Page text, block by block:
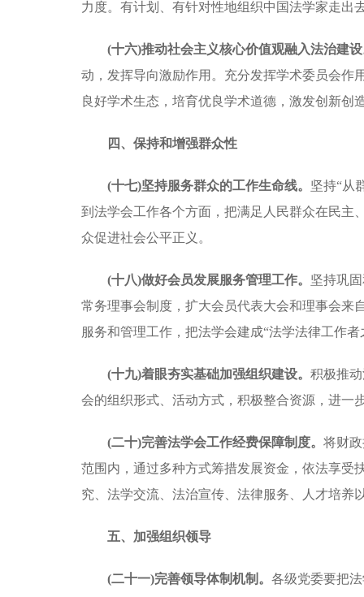
力度。有计划、有针对性地组织中国法学家走出
(十六)推动社会主义核心价值观融入法治建
动，发挥导向激励作用。充分发挥学术委员会作
良好学术生态，培育优良学术道德，激发创新创
四、保持和增强群众性
(十七)坚持服务群众的工作生命线。 坚持“从
到法学会工作各个方面，把满足人民群众在民主
众促进社会公平正义。
(十八)做好会员发展服务管理工作。 坚持巩
常务理事会制度，扩大会员代表大会和理事会来
服务和管理工作，把法学会建成“法学法律工作者
(十九)着眼夯实基础加强组织建设。 积极推
会的组织形式、活动方式，积极整合资源，进一
(二十)完善法学会工作经费保障制度。 将财
范围内，通过多种方式筹措发展资金，依法享受
究、法学交流、法治宣传、法律服务、人才培养
五、加强组织领导
(二十一)完善领导体制机制。 各级党委要把